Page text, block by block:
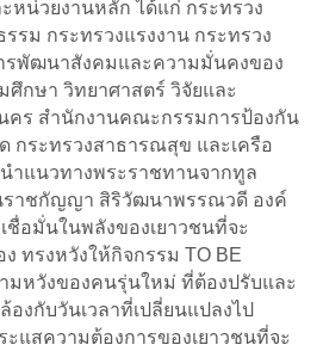
หน่วยงานหลัก ได้แก่ กระทรวง
รม กระทรวงแรงงาน กระทรวง
รพัฒนาสังคมและความมั่นคงของ
ศึกษา วิทยาศาสตร์ วิจัยและ
คร สำนักงานคณะกรรมการป้องกัน
กระทรวงสาธารณสุข และเครือ
ำแนวทางพระราชทานจากทูล
าชกัญญา สิริวัฒนาพรรณวดี องค์
ชื่อมั่นในพลังของเยาวชนที่จะ
ทรงหวังให้กิจกรรม TO BE
ามหวังของคนรุ่นใหม่ ที่ต้องปรับและ
งกับวันเวลาที่เปลี่ยนแปลงไป
ะแสความต้องการของเยาวชนที่จะ